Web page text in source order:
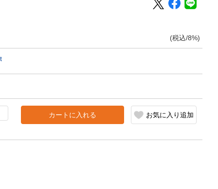
(税込/8%)
カートに入れる お気に入り追加